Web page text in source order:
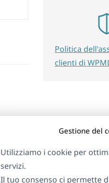
Gestione del
Utilizziamo i cookie per
servizi.
Il tuo consenso ci permette
Politica
clienti di